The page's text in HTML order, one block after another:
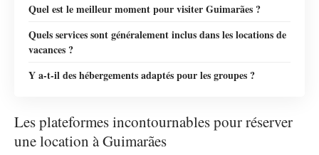
Quel est le meilleur moment pour visiter Guimarães ?
Quels services sont généralement inclus dans les locations de
vacances ?
Y a-t-il des hébergements adaptés pour les groupes ?
Les plateformes incontournables pour réserver
une location à Guimarães